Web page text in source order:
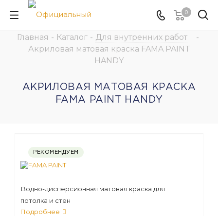
0
Главная - Каталог - Для внутренних работ
-
Акриловая матовая краска FAMA PAINT
HANDY
АКРИЛОВАЯ МАТОВАЯ КРАСКА
FAMA PAINT HANDY
РЕКОМЕНДУЕМ
Водно-дисперсионная матовая краска для
потолка и стен
Подробнее